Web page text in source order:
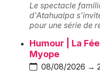
Expos
Sorties & loisirs
Salle de théâtre en
Le spectacle
d'Atahualpa
pour une série de
Humour | La
Myope
08/08/2026 →